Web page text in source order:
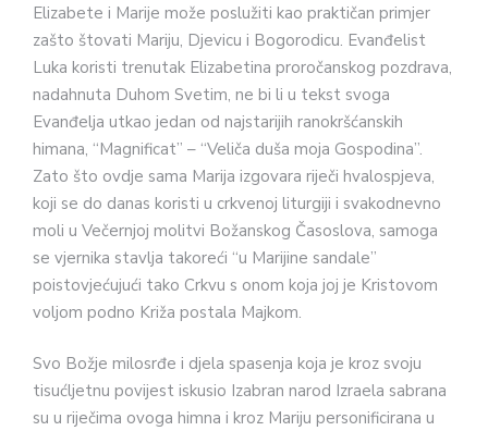
Elizabete i Marije može poslužiti kao praktičan primjer
zašto štovati Mariju, Djevicu i Bogorodicu. Evanđelist
Luka koristi trenutak Elizabetina proročanskog pozdrava,
nadahnuta Duhom Svetim, ne bi li u tekst svoga
Evanđelja utkao jedan od najstarijih ranokršćanskih
himana, “Magnificat” – “Veliča duša moja Gospodina”.
Zato što ovdje sama Marija izgovara riječi hvalospjeva,
koji se do danas koristi u crkvenoj liturgiji i svakodnevno
moli u Večernjoj molitvi Božanskog Časoslova, samoga
se vjernika stavlja takoreći “u Marijine sandale”
poistovjećujući tako Crkvu s onom koja joj je Kristovom
voljom podno Križa postala Majkom.
Svo Božje milosrđe i djela spasenja koja je kroz svoju
tisućljetnu povijest iskusio Izabran narod Izraela sabrana
su u riječima ovoga himna i kroz Mariju personificirana u